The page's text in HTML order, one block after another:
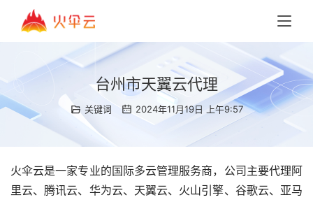
台州市天翼云代理
关键词 2024年11月19日 上午9:57
火伞云是一家专业的国际多云管理服务商，公司主要代理阿
里云、腾讯云、华为云、天翼云、火山引擎、谷歌云、亚马